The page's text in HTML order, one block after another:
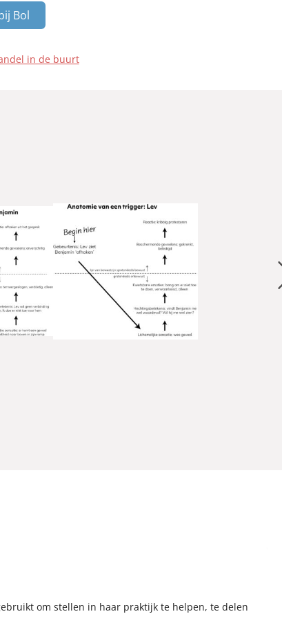
Bol
in de buurt
om stellen in haar praktijk te helpen, te delen